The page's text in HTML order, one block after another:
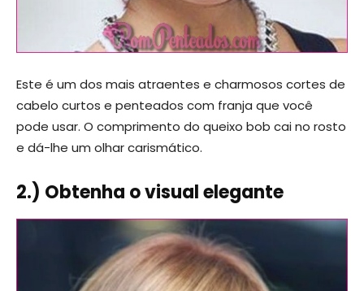
Este é um dos mais atraentes e charmosos cortes de
cabelo curtos e penteados com franja que você
pode usar. O comprimento do queixo bob cai no rosto
e dá-lhe um olhar carismático.
2.) Obtenha o visual elegante